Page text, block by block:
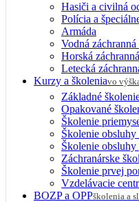
Hasiči a civilná
Polícia a
Armáda
Vodná záchranná
Horská
Letecká
Kurzy a školeniavo
Základné
Opakované
Školenie
Školenie
Školenie
Záchranárske
Školenie prvej
Vzdelávacie
BOZP a OPPškolenia a